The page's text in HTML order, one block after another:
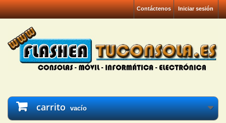
Iniciar sesión
Contáctenos
carrito vacío